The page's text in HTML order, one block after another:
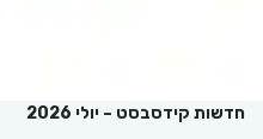
חדשות קידסבסט – יולי 2026